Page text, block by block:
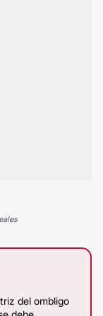
del ombligo